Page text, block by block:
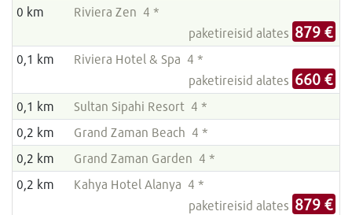
0 km
Riviera Zen 4 *
paketireisid alates 879 €
0,1 km
Riviera Hotel & Spa 4 *
paketireisid alates 660 €
0,1 km
Sultan Sipahi Resort 4 *
0,2 km
Grand Zaman Beach 4 *
0,2 km
Grand Zaman Garden 4 *
0,2 km
Kahya Hotel Alanya 4 *
paketireisid alates 879 €